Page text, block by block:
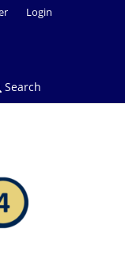
Search
Login